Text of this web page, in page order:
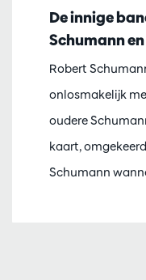
De innige
Schumann
Robert
onlosmakelijk
oudere
kaart,
Schumann